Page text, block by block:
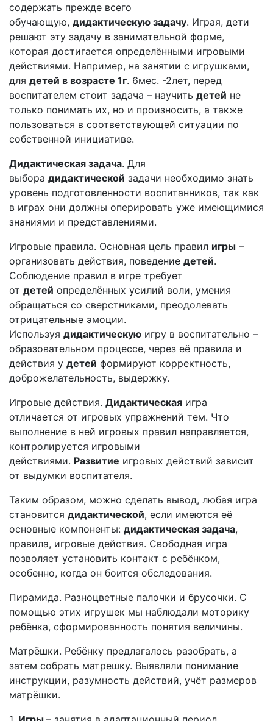
содержать прежде всего
обучающую, дидактическую задачу. Играя, дети
решают эту задачу в занимательной форме,
которая достигается определёнными игровыми
действиями. Например, на занятии с игрушками,
для детей в возрасте 1г. 6мес. -2лет, перед
воспитателем стоит задача – научить детей не
только понимать их, но и произносить, а также
пользоваться в соответствующей ситуации по
собственной инициативе.
Дидактическая задача. Для
выбора дидактической задачи необходимо знать
уровень подготовленности воспитанников, так как
в играх они должны оперировать уже имеющимися
знаниями и представлениями.
Игровые правила. Основная цель правил игры –
организовать действия, поведение детей.
Соблюдение правил в игре требует
от детей определённых усилий воли, умения
обращаться со сверстниками, преодолевать
отрицательные эмоции.
Используя дидактическую игру в воспитательно –
образовательном процессе, через её правила и
действия у детей формируют корректность,
доброжелательность, выдержку.
Игровые действия. Дидактическая игра
отличается от игровых упражнений тем. Что
выполнение в ней игровых правил направляется,
контролируется игровыми
действиями. Развитие игровых действий зависит
от выдумки воспитателя.
Таким образом, можно сделать вывод, любая игра
становится дидактической, если имеются её
основные компоненты: дидактическая задача,
правила, игровые действия. Свободная игра
позволяет установить контакт с ребёнком,
особенно, когда он боится обследования.
Пирамида. Разноцветные палочки и брусочки. С
помощью этих игрушек мы наблюдали моторику
ребёнка, сформированность понятия величины.
Матрёшки. Ребёнку предлагалось разобрать, а
затем собрать матрешку. Выявляли понимание
инструкции, разумность действий, учёт размеров
матрёшки.